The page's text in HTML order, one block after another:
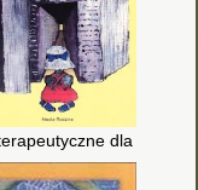
dla dzieci;